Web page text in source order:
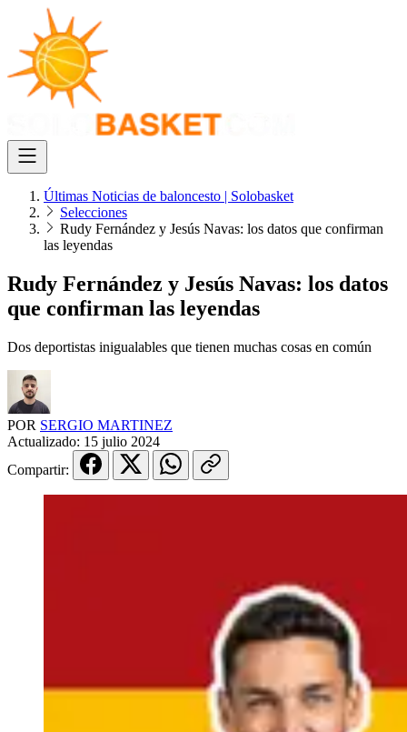
Últimas Noticias de baloncesto | Solobasket
Selecciones
Rudy Fernández y Jesús Navas: los datos que confirman
las leyendas
Rudy Fernández y Jesús Navas: los datos
que confirman las leyendas
Dos deportistas inigualables que tienen muchas cosas en común
POR SERGIO MARTINEZ
Actualizado: 15 julio 2024
Compartir: